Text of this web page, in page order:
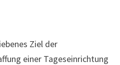
Ziel der
einer Tageseinrichtung